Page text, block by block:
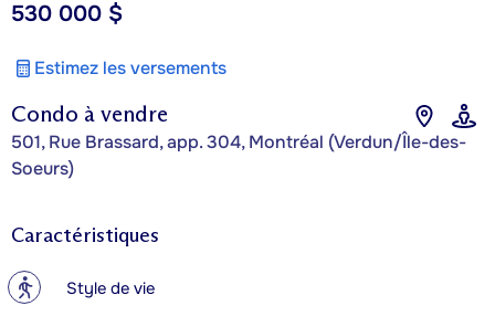
Condo à vendre
501, Rue Brassard, app. 304, Montréal (Verdun/Île-des-
Soeurs)
530 000 $
Estimez les versements
Caractéristiques
? Style de vie